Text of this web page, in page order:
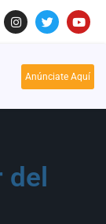
Anúnciate Aquí
del